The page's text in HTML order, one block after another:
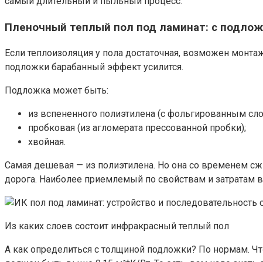
Пленочный теплый пол под ламинат: с
Если теплоизоляция у пола достаточная, возможен
подложки барабанный эффект усилится.
Подложка может быть:
из вспененного полиэтилена (с фольгированным
пробковая (из агломерата прессованной пробки);
хвойная.
Самая дешевая — из полиэтилена. Но она со временем
дорога. Наиболее приемлемый по свойствам и затратам
Из каких слоев состоит инфракрасный теплый пол
А как определиться с толщиной подложки? По нормам.